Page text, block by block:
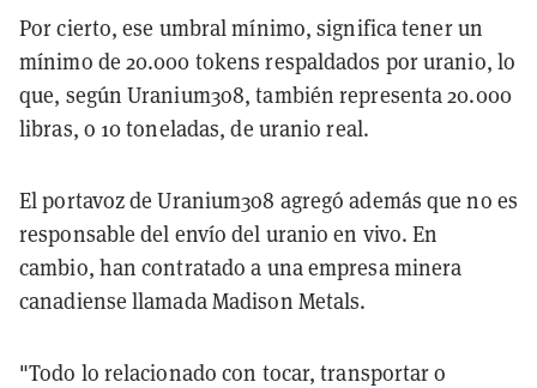
Por cierto, ese umbral mínimo, significa tener un
mínimo de 20.000 tokens respaldados por uranio, lo
que, según Uranium3o8, también representa 20.000
libras, o 10 toneladas, de uranio real.
El portavoz de Uranium3o8 agregó además que no es
responsable del envío del uranio en vivo. En
cambio, han contratado a una empresa minera
canadiense llamada Madison Metals.
"Todo lo relacionado con tocar, transportar o